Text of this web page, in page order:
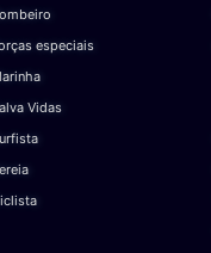
especiais
Vidas